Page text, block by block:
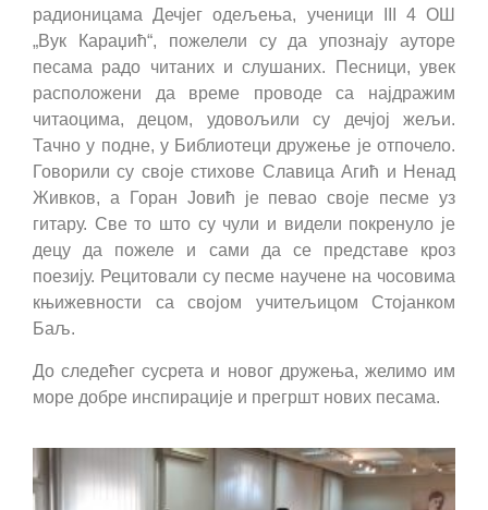
радионицама Дечјег одељења, ученици
III 4ОШ
„Вук Караџић“, пожелели су да упознају ауторе
песама радо читаних и слушаних. Песници, увек
расположени да време проводе са најдражим
читаоцима, децом, удовољили су дечјој жељи.
Тачно у подне, у Библиотеци дружење је отпочело.
Говорили су своје стихове Славица Агић и Ненад
Живков, а Горан Јовић је певао своје песме уз
гитару. Све то што су чули и видели покренуло је
децу да пожеле и сами да се представе кроз
поезију. Рецитовали су песме научене на чосовима
књижевности са својом учитељицом Стојанком
Баљ.
До следећег сусрета и новог дружења, желимо им
море добре инспирације и прегршт нових песама.